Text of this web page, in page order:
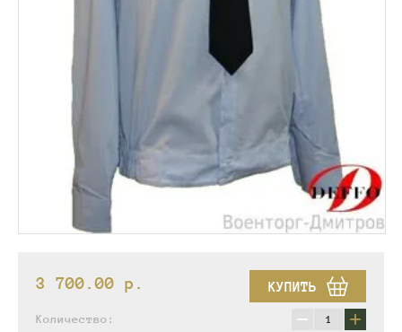
3 700.00 p. КУПИТЬ
Количество: − +